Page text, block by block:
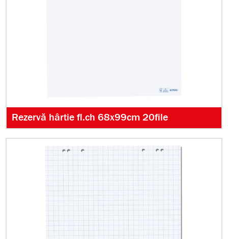
Rezervă hârtie fl.ch 68x99cm 20file